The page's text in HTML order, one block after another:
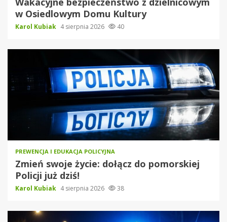
w Osiedlowym Domu Kultury
Karol Kubiak 4 sierpnia 2026 40
PREWENCJA I EDUKACJA POLICYJNA
Zmień swoje życie: dołącz do pomorskiej
Policji już dziś!
Karol Kubiak 4 sierpnia 2026 38